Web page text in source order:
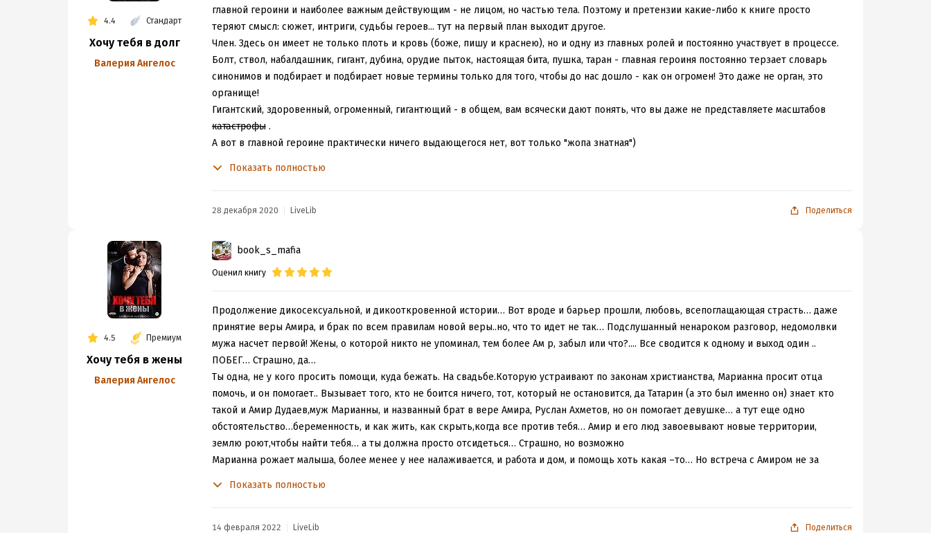
4.4 Стандарт
Хочу тебя в долг
Валерия Ангелос
главной героини и наиболее важным действующим - не лицом, но частью тела. Поэтому и претензии какие-либо к книге просто
теряют смысл: сюжет, интриги, судьбы героев... тут на первый план выходит другое.
Член. Здесь он имеет не только плоть и кровь (боже, пишу и краснею), но и одну из главных ролей и постоянно участвует в процессе.
Болт, ствол, набалдашник, гигант, дубина, орудие пыток, настоящая бита, пушка, таран - главная героиня постоянно терзает словарь
синонимов и подбирает и подбирает новые термины только для того, чтобы до нас дошло - как он огромен! Это даже не орган, это
органище!
Гигантский, здоровенный, огроменный, гигантющий - в общем, вам всячески дают понять, что вы даже не представляете масштабов
̶к̶а̶т̶а̶с̶т̶р̶о̶ф̶ы̶ .
А вот в главной героине практически ничего выдающегося нет, вот только "жопа знатная")
Показать полностью
28 декабря 2020 LiveLib Поделиться
4.5 Премиум
Хочу тебя в жены
Валерия Ангелос
book_s_mafia
Оценил книгу
Продолжение дикосексуальной, и дикооткровенной истории… Вот вроде и барьер прошли, любовь, всепоглащающая страсть… даже
принятие веры Амира, и брак по всем правилам новой веры..но, что то идет не так… Подслушанный ненароком разговор, недомолвки
мужа насчет первой! Жены, о которой никто не упоминал, тем более Ам р, забыл или что?.... Все сводится к одному и выход один ..
ПОБЕГ… Страшно, да…
Ты одна, не у кого просить помощи, куда бежать. На свадьбе.Которую устраивают по законам христианства, Марианна просит отца
помочь, и он помогает.. Вызывает того, кто не боится ничего, тот, который не остановится, да Татарин (а это был именно он) знает кто
такой и Амир Дудаев,муж Марианны, и названный брат в вере Амира, Руслан Ахметов, но он помогает девушке… а тут еще одно
обстоятельство…беременность, и как жить, как скрыть,когда все против тебя… Амир и его люд завоевывают новые территории,
землю роют,чтобы найти тебя… а ты должна просто отсидеться… Страшно, но возможно
Марианна рожает малыша, более менее у нее налаживается, и работа и дом, и помощь хоть какая –то… Но встреча с Амиром не за
находится в дали от матери… А тут еще новость, как гром среди ясного неба… вторая беременность, выход группировок на саму
Показать полностью
14 февраля 2022 LiveLib Поделиться